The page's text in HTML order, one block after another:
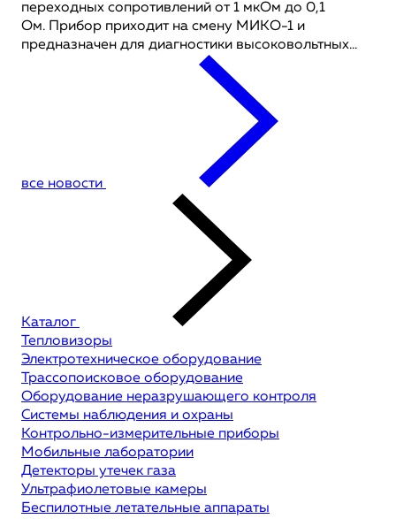
переходных сопротивлений от 1 мкОм до 0,1
Ом. Прибор приходит на смену МИКО-1 и
предназначен для диагностики высоковольтных...
все новости
Каталог
Тепловизоры
Электротехническое оборудование
Трассопоисковое оборудование
Оборудование неразрушающего контроля
Системы наблюдения и охраны
Контрольно-измерительные приборы
Мобильные лаборатории
Детекторы утечек газа
Ультрафиолетовые камеры
Беспилотные летательные аппараты